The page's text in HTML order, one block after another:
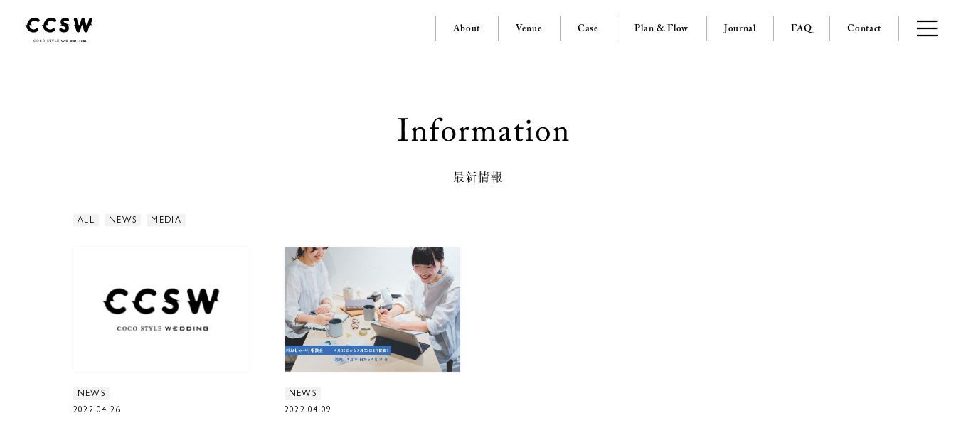
About Venue Case Plan & Flow Journal FAQ Contact
最新情報
ALL NEWS MEDIA
NEWS
2022.04.26
NEWS
2022.04.09